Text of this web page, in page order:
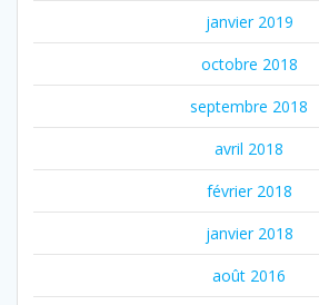
janvier 2019
octobre 2018
septembre 2018
avril 2018
février 2018
janvier 2018
août 2016